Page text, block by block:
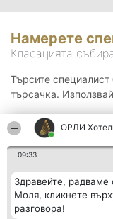
ОРЛИ
09:33
Здравейте,
Моля, кликнете
разговора!
Намерете
Класацията
Търсите
търсачка.